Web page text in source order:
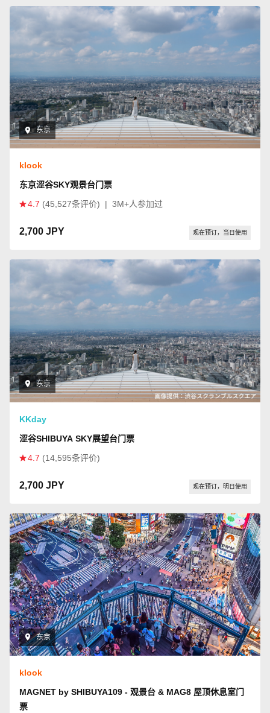
东京
klook
东京涩谷SKY观景台门票
4.7 (45,527条评价) | 3M+人参加过
2,700 JPY 现在预订，当日使用
东京
KKday
涩谷SHIBUYA SKY展望台门票
4.7 (14,595条评价)
2,700 JPY 现在预订，明日使用
东京
klook
MAGNET by SHIBUYA109 - 观景台 & MAG8 屋顶休息室门
票